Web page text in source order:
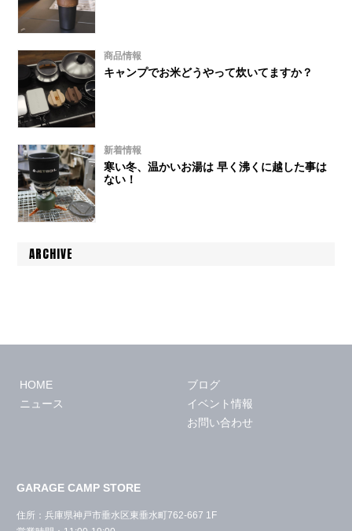
商品情報
キャンプでお米どうやって炊いてますか？
新着情報
寒い冬、温かいお湯は 早く沸くに越した事は
ない！
ARCHIVE
HOME
ニュース
ブログ
イベント情報
お問い合わせ
GARAGE CAMP STORE
住所：兵庫県神戸市垂水区東垂水町762-667 1F